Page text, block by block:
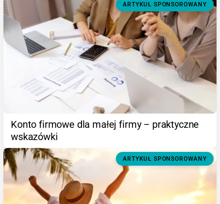
ARTYKUŁ SPONSOROWANY
Konto firmowe dla małej firmy – praktyczne
wskazówki
ARTYKUŁ SPONSOROWANY